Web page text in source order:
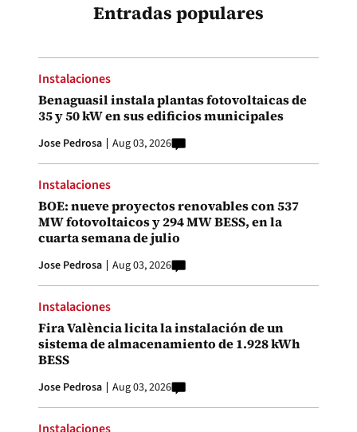
Entradas populares
Instalaciones
Benaguasil instala plantas fotovoltaicas de
35 y 50 kW en sus edificios municipales
Jose Pedrosa Aug 03, 2026
Instalaciones
BOE: nueve proyectos renovables con 537
MW fotovoltaicos y 294 MW BESS, en la
cuarta semana de julio
Jose Pedrosa Aug 03, 2026
Instalaciones
Fira València licita la instalación de un
sistema de almacenamiento de 1.928 kWh
BESS
Jose Pedrosa Aug 03, 2026